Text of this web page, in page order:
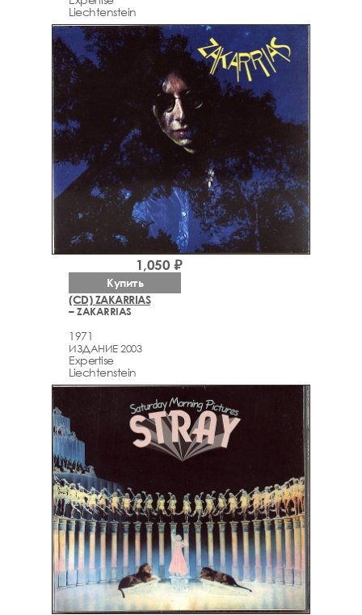
Liechtenstein
(CD) ZAKARRIAS
– ZAKARRIAS
1971
ИЗДАНИЕ 2003
Expertise
Liechtenstein
1,050 ₽
Купить